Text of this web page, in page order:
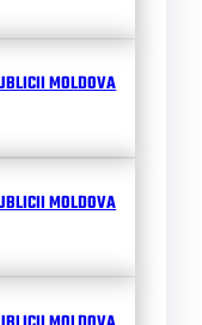
MOLDOVA
MOLDOVA